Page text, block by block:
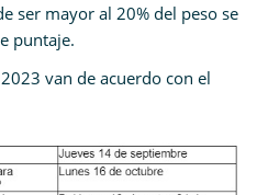
ser mayor al 20% del peso se
puntaje.
van de acuerdo con el